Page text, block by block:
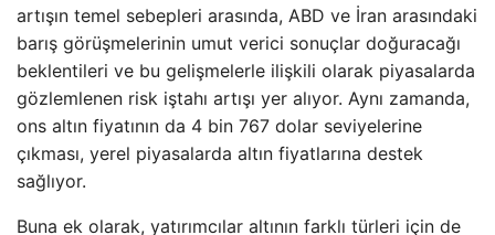
artışın temel sebepleri arasında, ABD ve İran arasındaki
barış görüşmelerinin umut verici sonuçlar doğuracağı
beklentileri ve bu gelişmelerle ilişkili olarak piyasalarda
gözlemlenen risk iştahı artışı yer alıyor. Aynı zamanda,
ons altın fiyatının da 4 bin 767 dolar seviyelerine
çıkması, yerel piyasalarda altın fiyatlarına destek
sağlıyor.
Buna ek olarak, yatırımcılar altının farklı türleri için de